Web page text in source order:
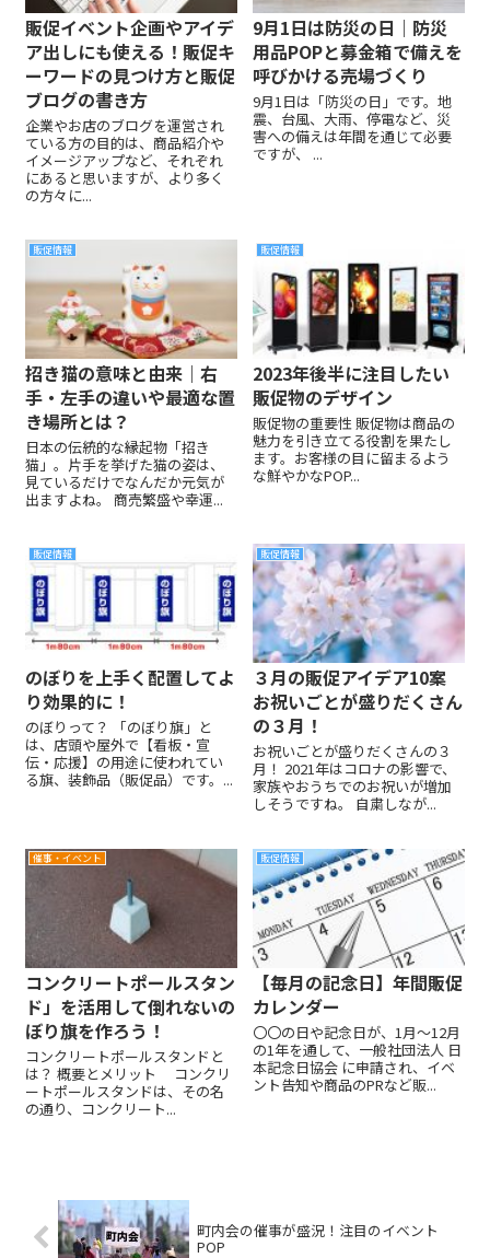
販促イベント企画やアイデ
ア出しにも使える！販促キ
ーワードの見つけ方と販促
ブログの書き方
企業やお店のブログを運営され
ている方の目的は、商品紹介や
イメージアップなど、それぞれ
にあると思いますが、より多く
の方々に...
9月1日は防災の日｜防災
用品POPと募金箱で備えを
呼びかける売場づくり
9月1日は「防災の日」です。地
震、台風、大雨、停電など、災
害への備えは年間を通じて必要
ですが、 ...
販促情報
招き猫の意味と由来｜右
手・左手の違いや最適な置
き場所とは？
日本の伝統的な縁起物「招き
猫」。片手を挙げた猫の姿は、
見ているだけでなんだか元気が
出ますよね。 商売繁盛や幸運...
販促情報
2023年後半に注目したい
販促物のデザイン
販促物の重要性 販促物は商品の
魅力を引き立てる役割を果たし
ます。お客様の目に留まるよう
な鮮やかなPOP...
販促情報
のぼりを上手く配置してよ
り効果的に！
のぼりって？ 「のぼり旗」と
は、店頭や屋外で【看板・宣
伝・応援】の用途に使われてい
る旗、装飾品（販促品）です。...
販促情報
３月の販促アイデア10案
お祝いごとが盛りだくさん
の３月！
お祝いごとが盛りだくさんの３
月！ 2021年はコロナの影響で、
家族やおうちでのお祝いが増加
しそうですね。 自粛しなが...
催事・イベント
コンクリートポールスタン
ド」を活用して倒れないの
ぼり旗を作ろう！
コンクリートポールスタンドと
は？ 概要とメリット コンクリ
ートポールスタンドは、その名
の通り、コンクリート...
販促情報
【毎月の記念日】年間販促
カレンダー
〇〇の日や記念日が、1月～12月
の1年を通して、一般社団法人 日
本記念日協会 に申請され、イベ
ント告知や商品のPRなど販...
町内会の催事が盛況！注目のイベント
POP